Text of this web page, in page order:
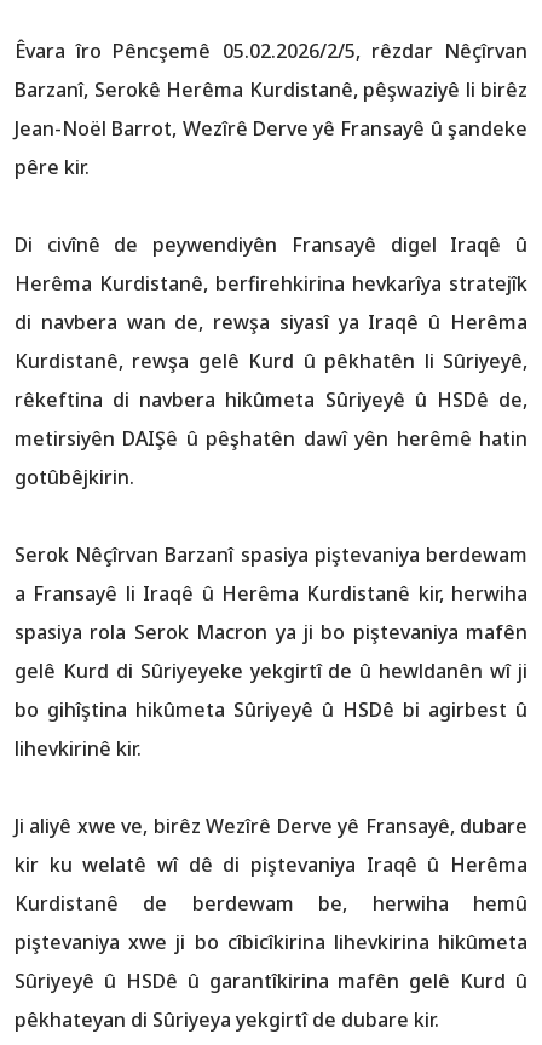
Êvara îro Pêncşemê 05.02.2026/2/5, rêzdar Nêçîrvan
Barzanî, Serokê Herêma Kurdistanê, pêşwaziyê li birêz
Jean-Noël Barrot, Wezîrê Derve yê Fransayê û şandeke
pêre kir.
Di civînê de peywendiyên Fransayê digel Iraqê û
Herêma Kurdistanê, berfirehkirina hevkarîya stratejîk
di navbera wan de, rewşa siyasî ya Iraqê û Herêma
Kurdistanê, rewşa gelê Kurd û pêkhatên li Sûriyeyê,
rêkeftina di navbera hikûmeta Sûriyeyê û HSDê de,
metirsiyên DAIŞê û pêşhatên dawî yên herêmê hatin
gotûbêjkirin.
Serok Nêçîrvan Barzanî spasiya piştevaniya berdewam
a Fransayê li Iraqê û Herêma Kurdistanê kir, herwiha
spasiya rola Serok Macron ya ji bo piştevaniya mafên
gelê Kurd di Sûriyeyeke yekgirtî de û hewldanên wî ji
bo gihîştina hikûmeta Sûriyeyê û HSDê bi agirbest û
lihevkirinê kir.
Ji aliyê xwe ve, birêz Wezîrê Derve yê Fransayê, dubare
kir ku welatê wî dê di piştevaniya Iraqê û Herêma
Kurdistanê de berdewam be, herwiha hemû
piştevaniya xwe ji bo cîbicîkirina lihevkirina hikûmeta
Sûriyeyê û HSDê û garantîkirina mafên gelê Kurd û
pêkhateyan di Sûriyeya yekgirtî de dubare kir.